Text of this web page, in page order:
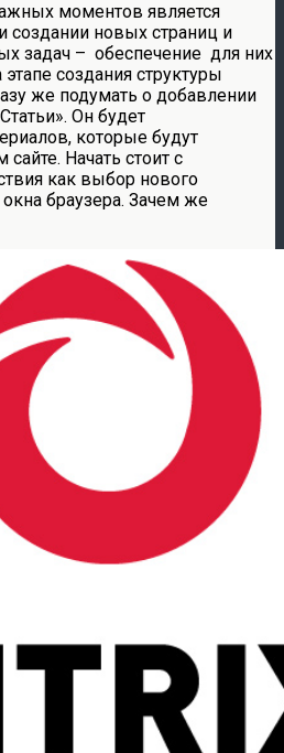
моментов является
создании новых страниц и
задач – обеспечение для них
создания структуры
же подумать о добавлении
Он будет
которые будут
Начать стоит с
как выбор нового
браузера. Зачем же